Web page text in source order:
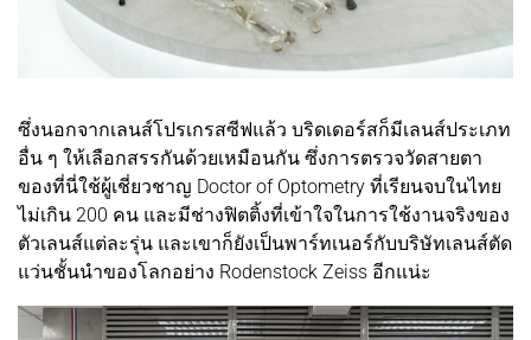
ซึ่งนอกจากเลนส์โปรเกรสซีฟแล้ว บริดเดอร์สก็มีเลนส์ประเภท
อื่น ๆ ให้เลือกสรรกันด้วยเหมือนกัน ซึ่งการตรวจวัดสายตา
ของที่นี่ใช้ผู้เชี่ยวชาญ Doctor of Optometry ที่เรียนจบในไทย
ไม่เกิน 200 คน และมีช่างฟิตติ้งที่เข้าใจในการใช้งานจริงของ
ตัวเลนส์แต่ละรุ่น และเขาก็ยังเป็นพาร์ทเนอร์กับบริษัทเลนส์ตัด
แว่นชั้นนำของโลกอย่าง Rodenstock Zeiss อีกแน่ะ